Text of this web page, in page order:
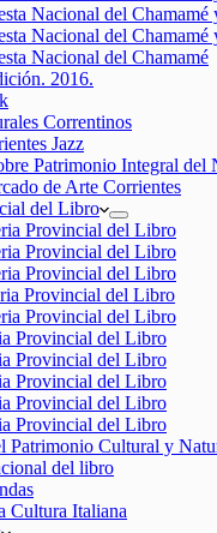
Nacional del
Nacional del
Nacional del Chamamé
2016.
Correntinos
Jazz
Patrimonio Integral del
de Arte Corrientes
del Libro
Provincial del Libro
Provincial del Libro
Provincial del Libro
Provincial del Libro
Provincial del Libro
Provincial del Libro
Provincial del Libro
Provincial del Libro
Provincial del Libro
Provincial del Libro
Patrimonio Cultural y
del libro
Cultura Italiana